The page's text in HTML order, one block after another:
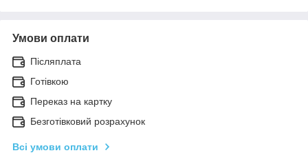
Умови оплати
Післяплата
Готівкою
Переказ на картку
Безготівковий розрахунок
Всі умови оплати